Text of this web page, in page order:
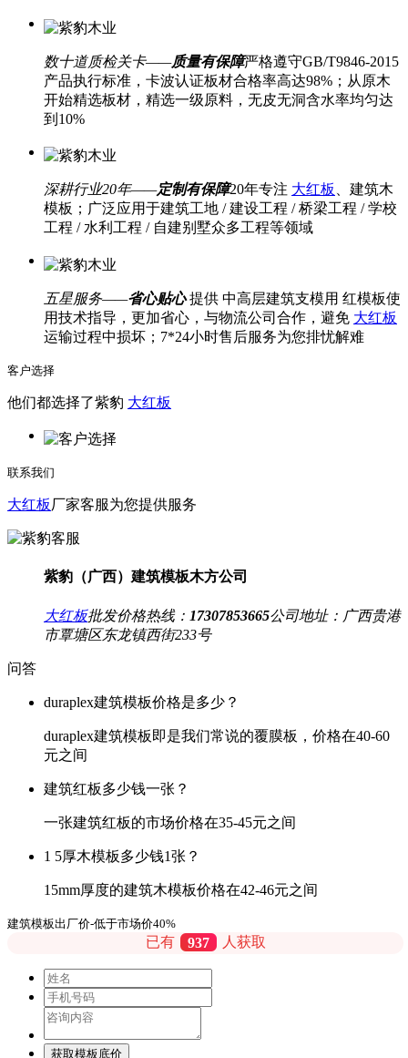
数十道质检关卡——质量有保障严格遵守GB/T9846-2015
产品执行标准，卡波认证板材合格率高达98%；从原木
开始精选板材，精选一级原料，无皮无洞含水率均匀达
到10%
深耕行业20年——定制有保障20年专注 大红板
、建筑木
模板；广泛应用于建筑工地 / 建设工程 / 桥梁工程 / 学校
工程 / 水利工程 / 自建别墅众多工程等领域
五星服务——省心贴心 提供 中高层建筑支模用 红模板使
用技术指导，更加省心，与物流公司合作，避免 大红板
运输过程中损坏；7*24小时售后服务为您排忧解难
客户选择
他们都选择了紫豹 大红板
联系我们
大红板厂家客服为您提供服务
紫豹（广西）建筑模板木方公司
大红板批发价格热线： 17307853665公司地址： 广西贵港
市覃塘区东龙镇西街233号
问答
duraplex建筑模板价格是多少？
duraplex建筑模板即是我们常说的覆膜板，价格在40-60
元之间
建筑红板多少钱一张？
一张建筑红板的市场价格在35-45元之间
1 5厚木模板多少钱1张？
15mm厚度的建筑木模板价格在42-46元之间
建筑模板出厂价-低于市场价40%
已有 937 人获取